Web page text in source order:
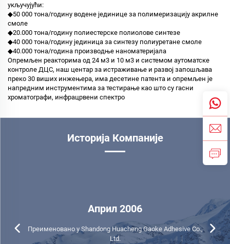
укључујући:
◆50 000 тона/годину водене јединице за полимеризацију акрилне
смоле
◆20.000 тона/годину полиестерске полиолове синтезе
◆40 000 тона/годину јединица за синтезу полиуретане смоле
◆40.000 тона/година производње наноматеријала
Опремљен реакторима од 24 м3 и 10 м3 и системом аутоматске
контроле ДЦС, наш центар за истраживање и развој запошљава
преко 30 виших инжењера, има десетине патента и опремљен је
напредним инструментима за тестирање као што су гасни
хроматографи, инфрацрвени спектро
Историја Компаније
Април 2006
Преименовано у Shandong Huacheng Gaoke Adhesive Co.,
Ltd.